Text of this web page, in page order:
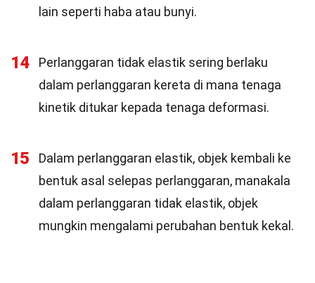
lain seperti haba atau bunyi.
14
Perlanggaran tidak elastik sering berlaku
dalam perlanggaran kereta di mana tenaga
kinetik ditukar kepada tenaga deformasi.
15
Dalam perlanggaran elastik, objek kembali ke
bentuk asal selepas perlanggaran, manakala
dalam perlanggaran tidak elastik, objek
mungkin mengalami perubahan bentuk kekal.